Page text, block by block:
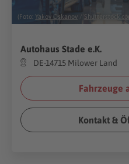
(Foto: Yakov Oskanov /
Autohaus Stade e.K.
DE-14715 Milower Land
Fahrzeuge
Kontakt &